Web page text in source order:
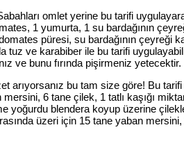
omlet yerine bu tarifi
1 yumurta, 1 su bardağının
püresi, su bardağının çeyreği
tuz ve karabiber ile bu tarifi
ve bunu fırında pişirmeniz yetecektir.
arıyorsanız bu tam size göre! Bu
6 tane çilek, 1 tatlı kaşığı
yoğurdu blendera koyup üzerine
üzeri için 15 tane yaban